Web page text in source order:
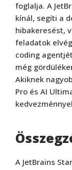
foglalja. A
kínál, segíti a
hibakeresést,
feladatok
coding
még
Akiknek
Pro és AI
A JetBrains